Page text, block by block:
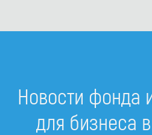
Новости фонда
для бизнеса